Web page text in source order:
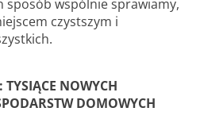
sposób wspólnie sprawiamy,
czystszym i
NOWYCH
DOMOWYCH